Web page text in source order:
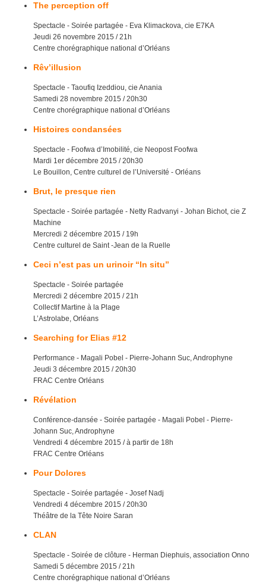
The perception off
Spectacle - Soirée partagée - Eva Klimackova, cie E7KA
Jeudi 26 novembre 2015 / 21h
Centre chorégraphique national d’Orléans
Rêv’illusion
Spectacle - Taoufiq Izeddiou, cie Anania
Samedi 28 novembre 2015 / 20h30
Centre chorégraphique national d’Orléans
Histoires condansées
Spectacle - Foofwa d’Imobilité, cie Neopost Foofwa
Mardi 1er décembre 2015 / 20h30
Le Bouillon, Centre culturel de l’Université - Orléans
Brut, le presque rien
Spectacle - Soirée partagée - Netty Radvanyi - Johan Bichot, cie Z
Machine
Mercredi 2 décembre 2015 / 19h
Centre culturel de Saint -Jean de la Ruelle
Ceci n’est pas un urinoir “In situ”
Spectacle - Soirée partagée
Mercredi 2 décembre 2015 / 21h
Collectif Martine à la Plage
L’Astrolabe, Orléans
Searching for Elias #12
Performance - Magali Pobel - Pierre-Johann Suc, Androphyne
Jeudi 3 décembre 2015 / 20h30
FRAC Centre Orléans
Révélation
Conférence-dansée - Soirée partagée - Magali Pobel - Pierre-
Johann Suc, Androphyne
Vendredi 4 décembre 2015 / à partir de 18h
FRAC Centre Orléans
Pour Dolores
Spectacle - Soirée partagée - Josef Nadj
Vendredi 4 décembre 2015 / 20h30
Théâtre de la Tête Noire Saran
CLAN
Spectacle - Soirée de clôture - Herman Diephuis, association Onno
Samedi 5 décembre 2015 / 21h
Centre chorégraphique national d’Orléans